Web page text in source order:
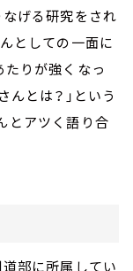
げる研究をされ
としての一面に
りが強くなっ
んとは？」という
とアツく語り合
部に所属してい